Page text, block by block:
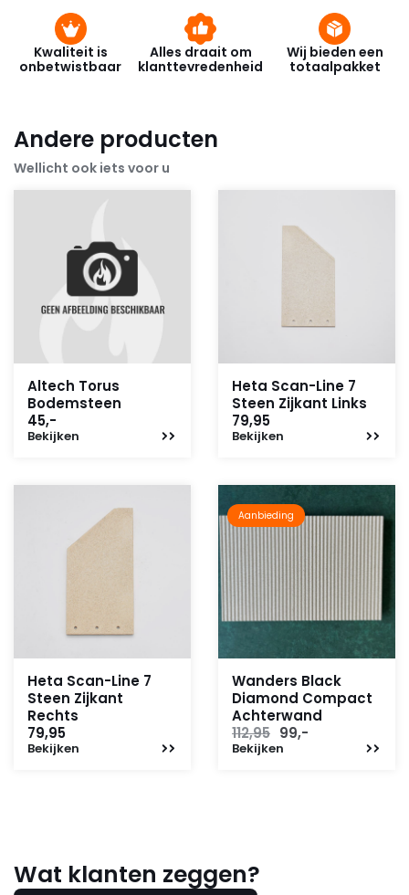
Kwaliteit is
onbetwistbaar
Alles draait om
klanttevredenheid
Wij bieden een
totaalpakket
Andere producten
Wellicht ook iets voor u
Altech Torus
Bodemsteen
45,-
Bekijken
Heta Scan-Line 7
Steen Zijkant Links
79,95
Bekijken
Heta Scan-Line 7
Steen Zijkant
Rechts
79,95
Bekijken
Aanbieding
Wanders Black
Diamond Compact
Achterwand
112,95 Oorspronkelijke
prijs
99,-
Bekijken
Wat klanten zeggen?